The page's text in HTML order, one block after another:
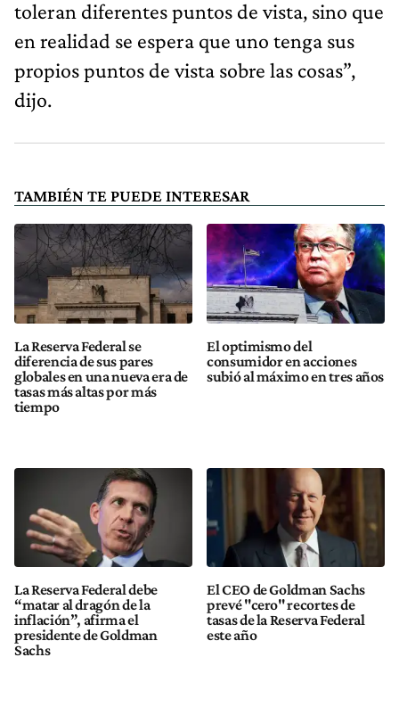
toleran diferentes puntos de vista, sino que
en realidad se espera que uno tenga sus
propios puntos de vista sobre las cosas”,
dijo.
TAMBIÉN TE PUEDE INTERESAR
La Reserva Federal se
diferencia de sus pares
globales en una nueva era de
tasas más altas por más
tiempo
El optimismo del
consumidor en acciones
subió al máximo en tres años
La Reserva Federal debe
“matar al dragón de la
inflación”, afirma el
presidente de Goldman
Sachs
El CEO de Goldman Sachs
prevé "cero" recortes de
tasas de la Reserva Federal
este año